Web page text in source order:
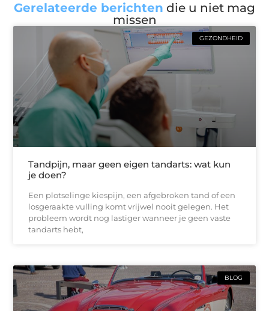
Gerelateerde berichten die u niet mag
missen
GEZONDHEID
Tandpijn, maar geen eigen tandarts: wat kun
je doen?
Een plotselinge kiespijn, een afgebroken tand of een
losgeraakte vulling komt vrijwel nooit gelegen. Het
probleem wordt nog lastiger wanneer je geen vaste
tandarts hebt,
BLOG